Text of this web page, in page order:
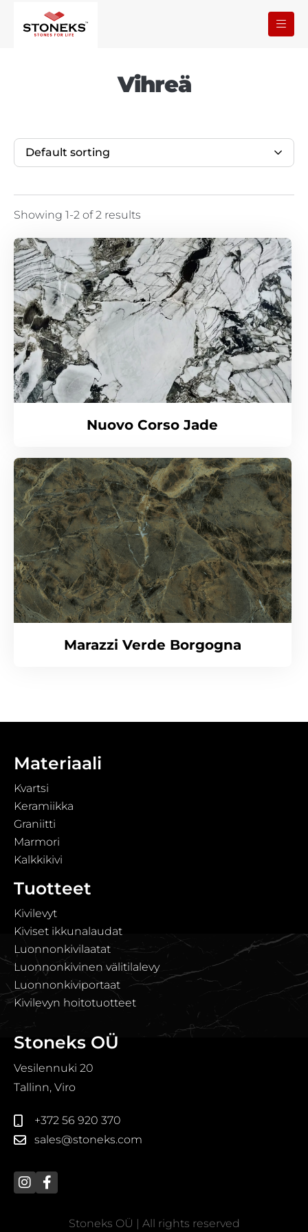
Vihreä
Default sorting
Showing 1-2 of 2 results
Nuovo Corso Jade
Marazzi Verde Borgogna
Materiaali
Kvartsi
Keramiikka
Graniitti
Marmori
Kalkkikivi
Tuotteet
Kivilevyt
Kiviset ikkunalaudat
Luonnonkivilaatat
Luonnonkivinen välitilalevy
Luonnonkiviportaat
Kivilevyn hoitotuotteet
Stoneks OÜ
Vesilennuki 20
Tallinn, Viro
+372 56 920 370
sales@stoneks.com
Stoneks OÜ | All rights reserved